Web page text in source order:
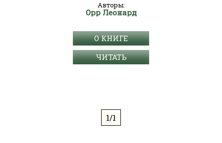
Авторы:
Орр Леонард
О КНИГЕ
ЧИТАТЬ
1/1